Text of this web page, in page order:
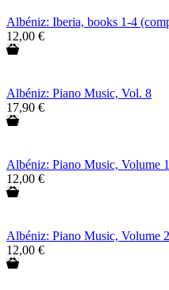
Albéniz: Iberia, books 1-4
12,00 €
Albéniz: Piano Music, Vol. 8
17,90 €
Albéniz: Piano Music, Volume
12,00 €
Albéniz: Piano Music, Volume 2
12,00 €